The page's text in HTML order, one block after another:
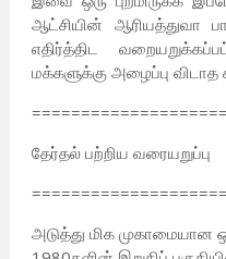
ஆட்சியின் ஆரியத்துவா
எதிர்த்திட
மக்களுக்கு அழைப்பு விடாத
தேர்தல் பற்றிய வரையறுப்பு
அடுத்து மிக முகாமையான